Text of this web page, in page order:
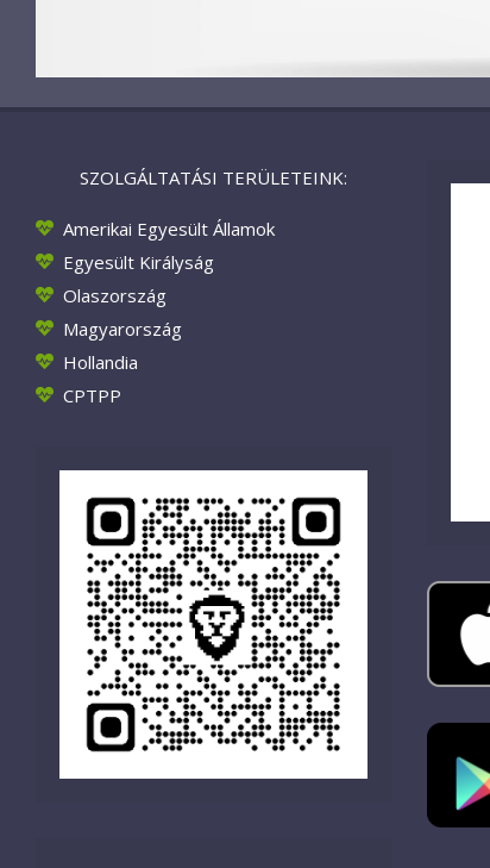
SZOLGÁLTATÁSI TERÜLETEINK:
Amerikai Egyesült Államok
Egyesült Királyság
Olaszország
Magyarország
Hollandia
CPTPP